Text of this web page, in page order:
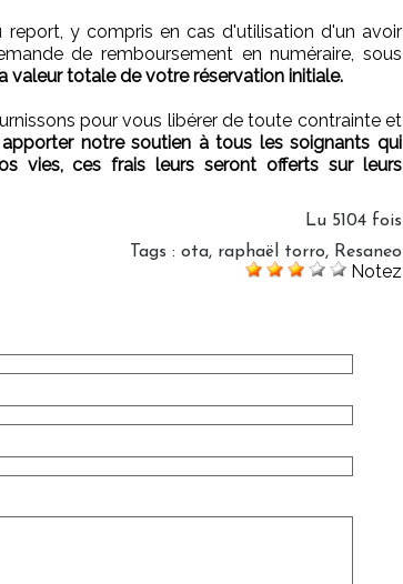
y compris en cas d'utilisation d'un avoir
de remboursement en numéraire, sous
valeur totale de votre réservation initiale.
pour vous libérer de toute contrainte et
apporter notre soutien à tous les soignants qui
vies, ces frais leurs seront offerts sur leurs
Lu 5104 fois
Tags : ota, raphaël torro, Resaneo
Notez